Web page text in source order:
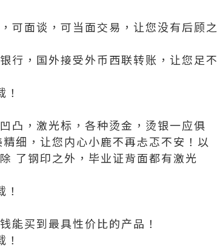
可面谈，可当面交易，让您没有后顾之
行，国外接受外币西联转账，让您足不
凸，激光标，各种烫金，烫银一应俱
细，让您内心小鹿不再忐忑不安！以
了钢印之外，毕业证背面都有激光
能买到最具性价比的产品！